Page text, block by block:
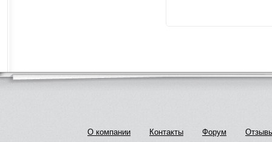
О компании Контакты Форум